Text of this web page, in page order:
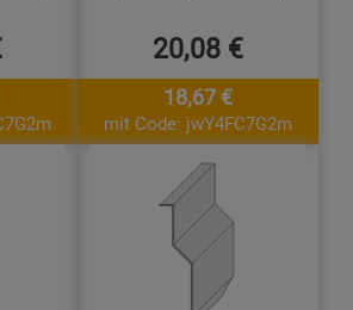
20,08 €
18,67 €
mit Code: jwY4FC7G2m